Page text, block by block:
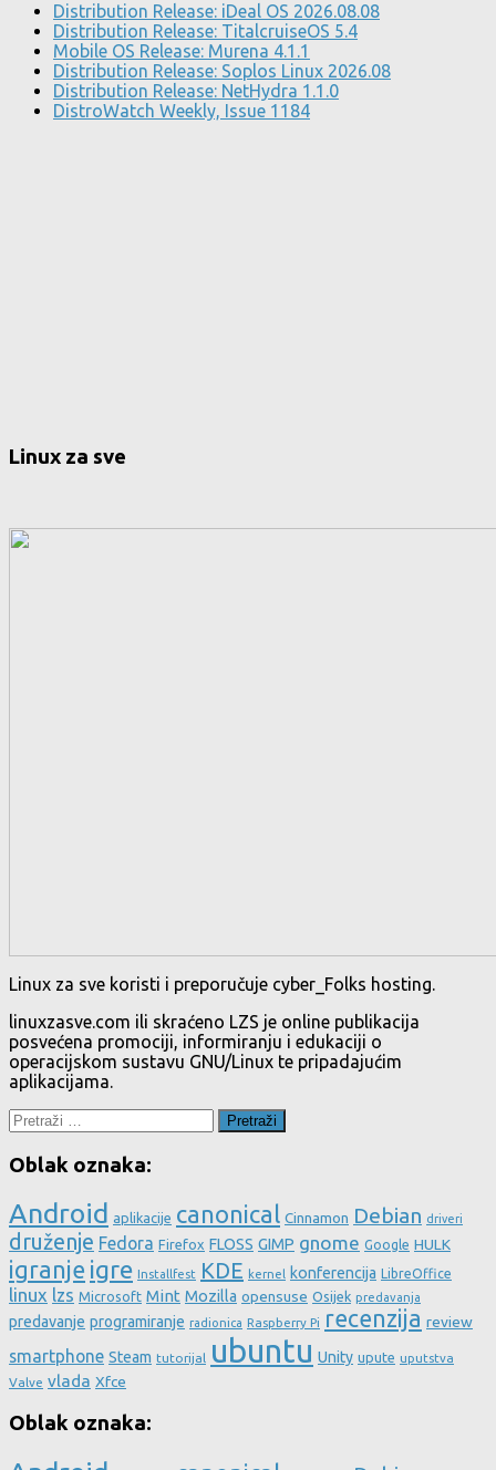
Distribution Release: iDeal OS 2026.08.08
Distribution Release: TitalcruiseOS 5.4
Mobile OS Release: Murena 4.1.1
Distribution Release: Soplos Linux 2026.08
Distribution Release: NetHydra 1.1.0
DistroWatch Weekly, Issue 1184
Linux za sve
Linux za sve koristi i preporučuje cyber_Folks hosting.
linuxzasve.com ili skraćeno LZS je online publikacija
posvećena promociji, informiranju i edukaciji o
operacijskom sustavu GNU/Linux te pripadajućim
aplikacijama.
Pretraži:
Oblak oznaka:
Android aplikacije canonical Cinnamon Debian driveri
druženje Fedora Firefox FLOSS GIMP gnome Google HULK
igranje igre Installfest KDE kernel konferencija LibreOffice
linux lzs Microsoft Mint Mozilla opensuse Osijek predavanja
predavanje programiranje radionica Raspberry Pi recenzija review
smartphone Steam tutorijal ubuntu Unity upute uputstva
Valve vlada Xfce
Oblak oznaka: